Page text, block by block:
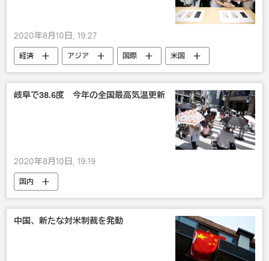
2020年8月10日, 19:27
経済 アジア 国際
米国
テック＆サイエンス
社会
iPhone
中国
米国でのTikTok禁止
岐阜で38.6度 今年の全国最高気温更新
2020年8月10日, 19:19
国内
中国、新たな対米制裁を発動